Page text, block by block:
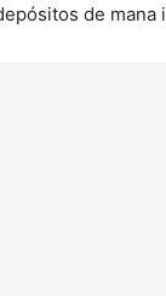
de